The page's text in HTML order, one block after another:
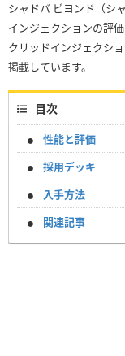
シャドバ ビヨンド（シ
インジェクションの評
クリッドインジェクシ
掲載しています。
目次
性能と評価
採用デッキ
入手方法
関連記事